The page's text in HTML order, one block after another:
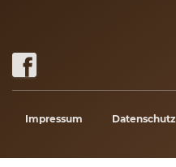
Impressum Datenschutz